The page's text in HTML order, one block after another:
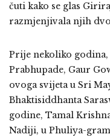
čuti kako se glas
razmjenjivala njih
Prije nekoliko
Prabhupade, Gaur
ovoga svijeta u Sri
Bhaktisiddhanta
godine, Tamal
Nadiji, u Phuliya-